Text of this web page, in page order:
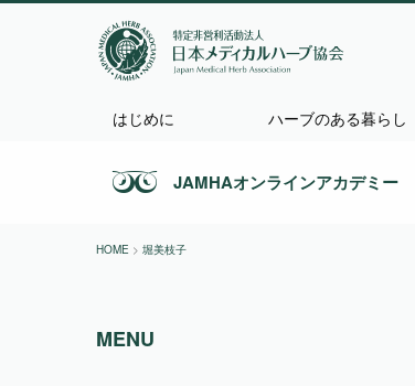
はじめに ハーブのある暮らし
JAMHAオンラインアカデミー
HOME > 堀美枝子
MENU